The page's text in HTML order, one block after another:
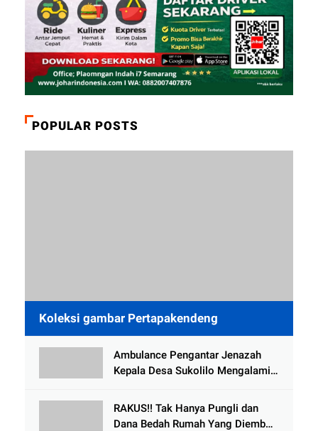
POPULAR POSTS
Koleksi gambar Pertapakendeng
Ambulance Pengantar Jenazah
Kepala Desa Sukolilo Mengalami
Meninggal Dunia
RAKUS!! Tak Hanya Pungli dan
Dana Bedah Rumah Yang Diembat,